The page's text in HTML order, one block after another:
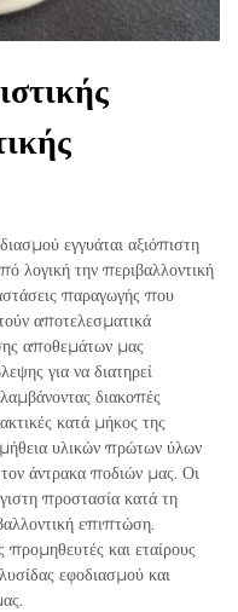
εγγυάται αξιόπιστη
λογική την περιβαλλοντική
παραγωγής που
αποτελεσματικά
αποθεμάτων μας
για να διατηρεί
διακοπές
κατά μήκος της
υλικών πρώτων ύλων
άντρακα ποδιών μας. Οι
προστασία κατά τη
επιπτώση.
και εταίρους
εφοδιασμού και